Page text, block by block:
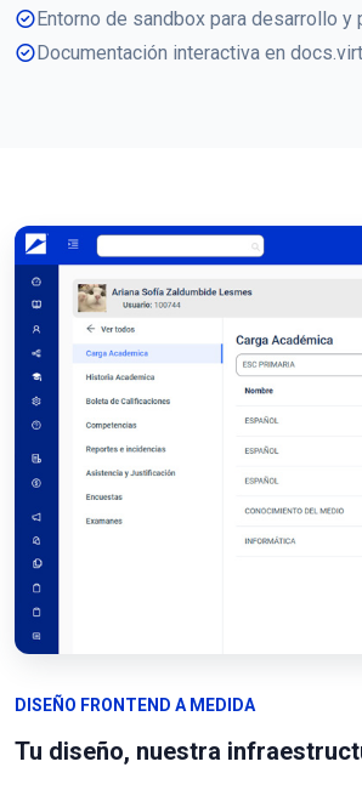
Entorno de sandbox para desarrollo y
Documentación interactiva en
DISEÑO FRONTEND A MEDIDA
Tu diseño, nuestra